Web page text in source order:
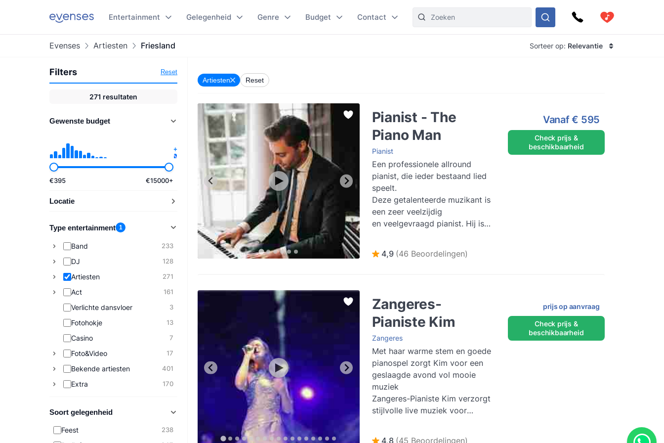
Entertainment Gelegenheid Genre Budget Contact
Evenses Artiesten Friesland Sorteer op: Relevantie
Filters Reset
271 resultaten
Gewenste budget
€395 €15000+
Locatie
Type entertainment 1
Band 233
DJ 128
Artiesten 271
Act 161
Verlichte dansvloer 3
Fotohokje 13
Casino 7
Foto&Video 17
Bekende artiesten 401
Extra 170
Soort gelegenheid
Feest 238
Artiesten Reset
Pianist - The
Piano Man
Pianist
Een professionele allround
pianist, die ieder bestaand lied
speelt.
Deze getalenteerde muzikant is
een zeer veelzijdig
en veelgevraagd pianist. Hij is
componist...
4,9 (46 Beoordelingen)
Vanaf€ 595
Check prijs &
beschikbaarheid
Zangeres-
Pianiste Kim
Zangeres
Met haar warme stem en goede
pianospel zorgt Kim voor een
geslaagde avond vol mooie
muziek
Zangeres-Pianiste Kim verzorgt
stijlvolle live muziek voor
4,8 (45 Beoordelingen)
prijs op aanvraag
Check prijs &
beschikbaarheid